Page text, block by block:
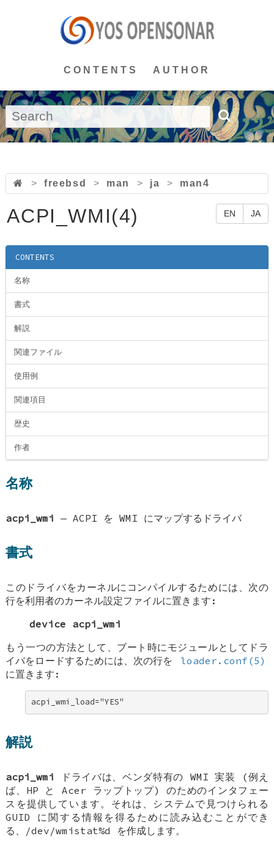
CONTENTS AUTHOR
> freebsd > man > ja > man4
EN JA
ACPI_WMI(4)
CONTENTS
名称
書式
解説
関連ファイル
使用例
関連項目
歴史
作者
名称
acpi_wmi —ACPI を WMI にマップするドライバ
書式
このドライバをカーネルにコンパイルするためには、次の
行を利用者のカーネル設定ファイルに置きます:
device acpi_wmi
もう一つの方法として、ブート時にモジュールとしてドラ
イバをロードするためには、次の行を
loader.conf(5)
に置きます:
acpi_wmi_load="YES"
解説
acpi_wmi
ドライバは、ベンダ特有の WMI 実装 (例え
ば、HP と Acer ラップトップ) のためのインタフェー
スを提供しています。それは、システムで見つけられる
GUID に関する情報を得るために読み込むことができ
る、/dev/wmistat%d を作成します。